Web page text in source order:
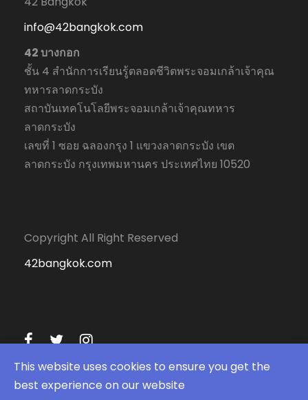
info@42bangkok.com
42 บางกอก
ชั้น 4 สำนักการเรียนรู้ตลอดชีวิตพระจอมเกล้าเจ้าคุณ
ทหารลาดกระบัง
สถาบันเทคโนโลยีพระจอมเกล้าเจ้าคุณทหาร
ลาดกระบัง
เลขที่ 1 ซอย ฉลองกรุง 1 แขวงลาดกระบัง เขต
ลาดกระบัง กรุงเทพมหานคร ประเทศไทย 10520
Copyright All Right Reserved
42bangkok.com
This website uses cookies to ensure you get the
best experience on our website